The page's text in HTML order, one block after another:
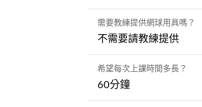
需要教練提供網球用具嗎？
不需要請教練提供
希望每次上課時間多長？
60分鐘